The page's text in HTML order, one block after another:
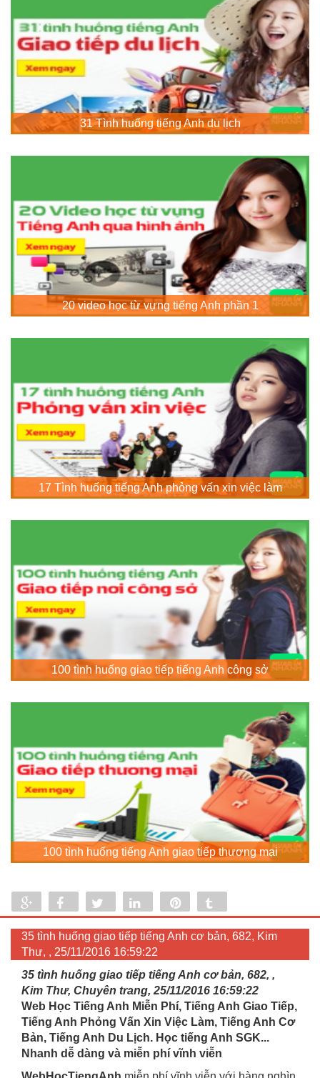
31 Tình huống tiếng Anh du lịch
20 video học từ vựng tiếng Anh phần 1
17 Tình huống tiếng Anh phỏng vấn xin việc làm
100 tình huống giao tiếp tiếng Anh công sở
100 tình huống tiếng Anh giao tiếp thương mại
Share Share Tweet Share
35 tình huống giao tiếp tiếng Anh cơ bản, 682, Kim
Thư, , 25/11/2016 16:59:22
35 tình huống giao tiếp tiếng Anh cơ bản, 682, ,
Kim Thư, Chuyên trang, 25/11/2016 16:59:22
Web Học Tiếng Anh Miễn Phí, Tiếng Anh Giao Tiếp,
Tiếng Anh Phỏng Vấn Xin Việc Làm, Tiếng Anh Cơ
Bản, Tiếng Anh Du Lịch. Học tiếng Anh SGK...
Nhanh dễ dàng và miễn phí vĩnh viễn